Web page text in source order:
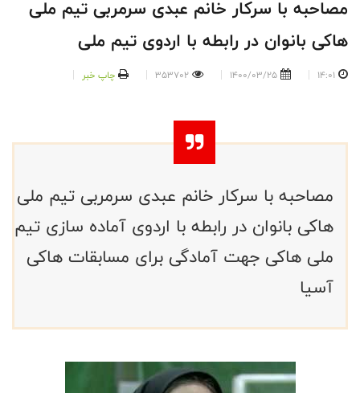
-
-
مصاحبه با سرکار خانم عبدی سرمربی تیم ملی
هاکی بانوان در رابطه با اردوی تیم ملی
14:01
1400/03/25
353702 چاپ خبر
مصاحبه با سرکار خانم عبدی سرمربی تیم ملی
هاکی بانوان در رابطه با اردوی آماده سازی تیم
ملی هاکی جهت آمادگی برای مسابقات هاکی
آسیا